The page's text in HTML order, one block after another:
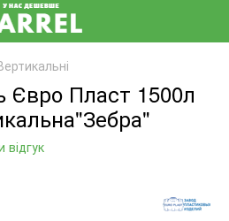
Євро Пласт 1500л
відгук